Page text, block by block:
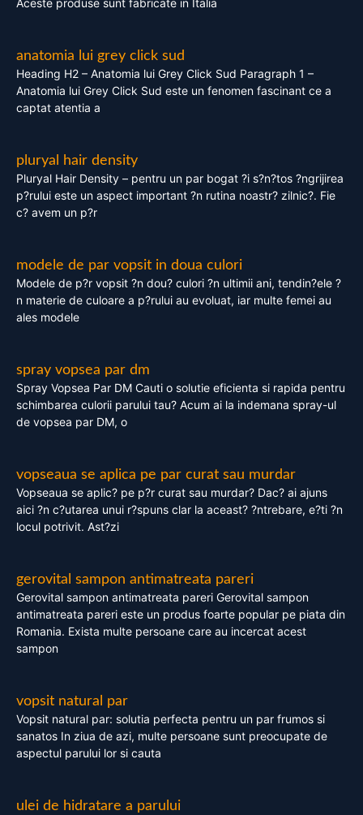
Aceste produse sunt fabricate in Italia
anatomia lui grey click sud
Heading H2 – Anatomia lui Grey Click Sud Paragraph 1 –
Anatomia lui Grey Click Sud este un fenomen fascinant ce a
captat atentia a
pluryal hair density
Pluryal Hair Density – pentru un par bogat ?i s?n?tos ?ngrijirea
p?rului este un aspect important ?n rutina noastr? zilnic?. Fie
c? avem un p?r
modele de par vopsit in doua culori
Modele de p?r vopsit ?n dou? culori ?n ultimii ani, tendin?ele ?
n materie de culoare a p?rului au evoluat, iar multe femei au
ales modele
spray vopsea par dm
Spray Vopsea Par DM Cauti o solutie eficienta si rapida pentru
schimbarea culorii parului tau? Acum ai la indemana spray-ul
de vopsea par DM, o
vopseaua se aplica pe par curat sau murdar
Vopseaua se aplic? pe p?r curat sau murdar? Dac? ai ajuns
aici ?n c?utarea unui r?spuns clar la aceast? ?ntrebare, e?ti ?n
locul potrivit. Ast?zi
gerovital sampon antimatreata pareri
Gerovital sampon antimatreata pareri Gerovital sampon
antimatreata pareri este un produs foarte popular pe piata din
Romania. Exista multe persoane care au incercat acest
sampon
vopsit natural par
Vopsit natural par: solutia perfecta pentru un par frumos si
sanatos In ziua de azi, multe persoane sunt preocupate de
aspectul parului lor si cauta
ulei de hidratare a parului